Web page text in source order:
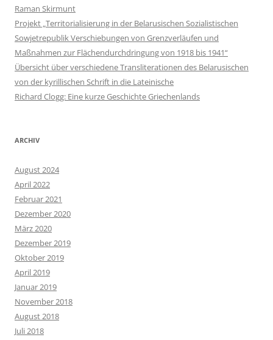
Raman Skirmunt
Projekt „Territorialisierung in der Belarusischen Sozialistischen
Sowjetrepublik Verschiebungen von Grenzverläufen und
Maßnahmen zur Flächendurchdringung von 1918 bis 1941“
Übersicht über verschiedene Transliterationen des Belarusischen
von der kyrillischen Schrift in die Lateinische
Richard Clogg: Eine kurze Geschichte Griechenlands
ARCHIV
August 2024
April 2022
Februar 2021
Dezember 2020
März 2020
Dezember 2019
Oktober 2019
April 2019
Januar 2019
November 2018
August 2018
Juli 2018